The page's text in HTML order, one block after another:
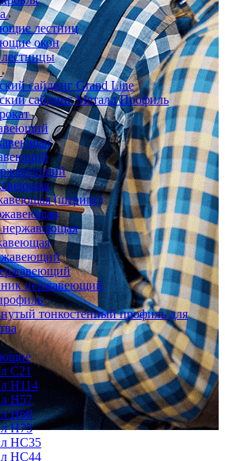
лестниц
окон
сайдинг Grand Line
сайдинг Металл Профиль
(штрипс)
нержавеющая
нержавеющий
тонкостенный профиль для
C21
Н114
Н57
Н60
Н75
НС35
НС44